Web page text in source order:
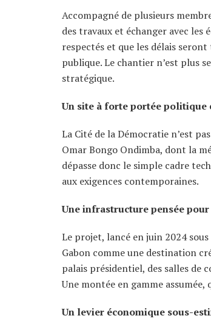
Accompagné de plusieurs
des travaux et échanger avec les
respectés et que les délais
publique. Le chantier n’est plus
stratégique.
Un site à forte portée politique
La Cité de la Démocratie n’est
Omar Bongo Ondimba, dont la
dépasse donc le simple cadre
aux exigences contemporaines.
Une infrastructure pensée
Le projet, lancé en juin 2024
Gabon comme une destination
palais présidentiel, des salles de
Une montée en gamme
Un levier économique sous-